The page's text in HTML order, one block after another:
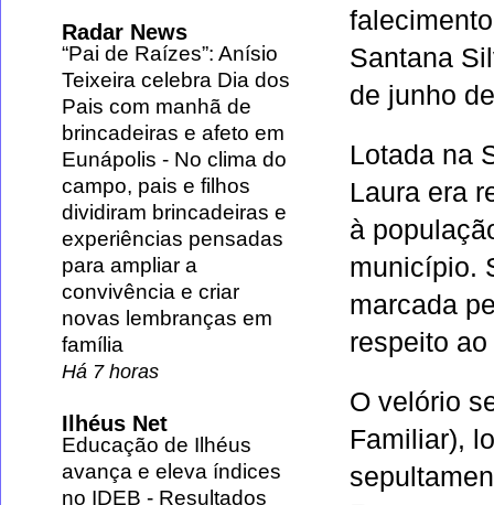
Santana
de junho
Lotada na
Laura era
à
município.
marcada
respeito
O velório
Familiar),
Radar News
“Pai de Raízes”: Anísio
Teixeira celebra Dia dos
Pais com manhã de
brincadeiras e afeto em
Eunápolis - No clima do
campo, pais e filhos
dividiram brincadeiras e
experiências pensadas
para ampliar a
convivência e criar
novas lembranças em
família
Há 7 horas
Ilhéus Net
Educação de Ilhéus
avança e eleva índices
no IDEB - Resultados